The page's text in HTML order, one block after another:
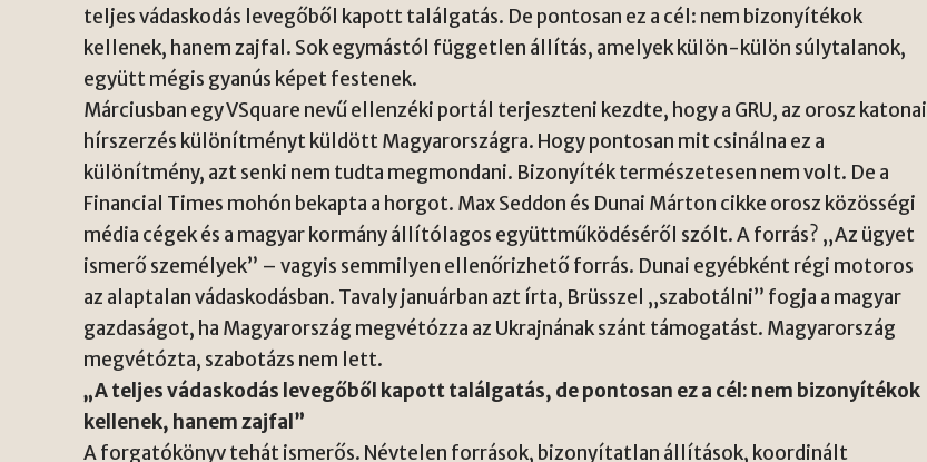
teljes vádaskodás levegőből kapott találgatás. De pontosan ez a cél: nem bizonyítékok
kellenek, hanem zajfal. Sok egymástól független állítás, amelyek külön-külön súlytalanok,
együtt mégis gyanús képet festenek.
Márciusban egy VSquare nevű ellenzéki portál terjeszteni kezdte, hogy a GRU, az orosz katonai
hírszerzés különítményt küldött Magyarországra. Hogy pontosan mit csinálna ez a
különítmény, azt senki nem tudta megmondani. Bizonyíték természetesen nem volt. De a
Financial Times mohón bekapta a horgot. Max Seddon és Dunai Márton cikke orosz közösségi
média cégek és a magyar kormány állítólagos együttműködéséről szólt. A forrás? „Az ügyet
ismerő személyek” – vagyis semmilyen ellenőrizhető forrás. Dunai egyébként régi motoros
az alaptalan vádaskodásban. Tavaly januárban azt írta, Brüsszel „szabotálni” fogja a magyar
gazdaságot, ha Magyarország megvétózza az Ukrajnának szánt támogatást. Magyarország
megvétózta, szabotázs nem lett.
„A teljes vádaskodás levegőből kapott találgatás, de pontosan ez a cél: nem bizonyítékok
kellenek, hanem zajfal”
A forgatókönyv tehát ismerős. Névtelen források, bizonyítatlan állítások, koordinált